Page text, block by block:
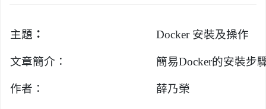
主題 ： Docker 安裝及操作
文章簡介： 簡易Docker的安裝步
作者： 薛乃榮